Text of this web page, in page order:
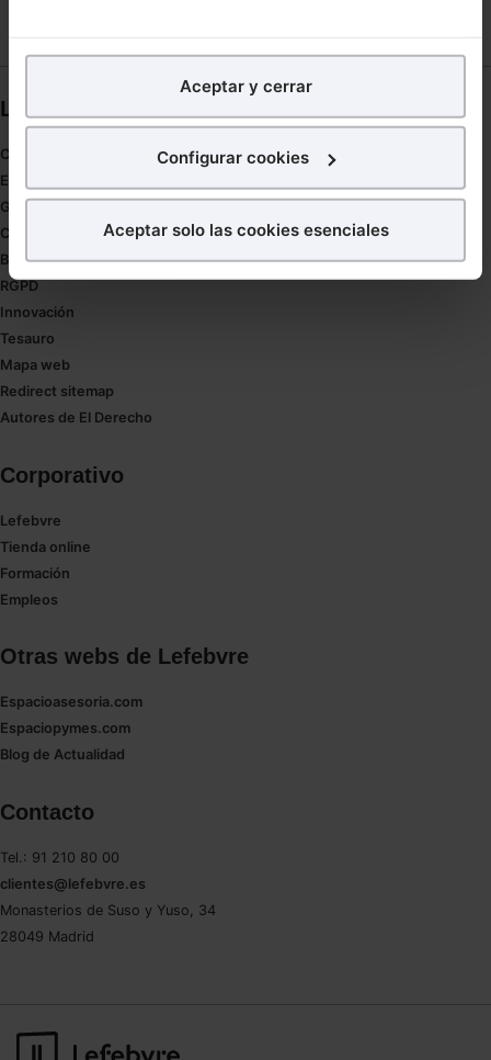
analíticospara tratar demejorar tu experienciaen
nuestra página web. También con fines publicitarios,
para poder mostrarte publicidad y contenidos de tu
¿Qué puedes hacer?
en la web sea óptima
Puedes
seleccionar solo aquellas que quieras permitir en tu
Saber más acerca de las cookies
Aceptar y cerrar
Configurar cookies
Aceptar solo las cookies esenciales
Links directos
Coronavirus
Estudio de salud abogacía
Gestión de despachos
Compliance
Buenas Prácticas Tributarias
RGPD
Innovación
Tesauro
Mapa web
Redirect sitemap
Autores de El Derecho
Corporativo
Lefebvre
Tienda online
Formación
Empleos
Otras webs de Lefebvre
Espacioasesoria.com
Espaciopymes.com
Blog de Actualidad
Contacto
Tel.: 91 210 80 00
clientes@lefebvre.es
Monasterios de Suso y Yuso, 34
28049 Madrid